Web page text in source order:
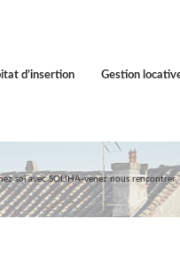
d’insertion Gestion
soi avec SOLIHA-venez nous rencontrer